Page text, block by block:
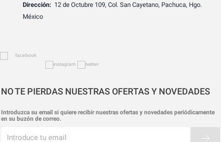
Dirección: 12 de Octubre 109, Col. San Cayetano, Pachuca, Hgo.
México
NO TE PIERDAS NUESTRAS OFERTAS Y NOVEDADES
Introduzca su email si quiere recibir nuestras ofertas y novedades periódicamente
en su buzón de correo.